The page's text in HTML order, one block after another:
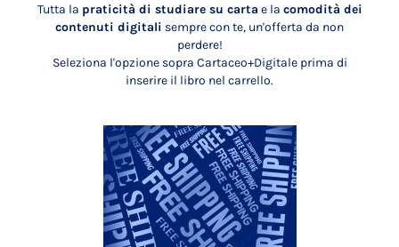
Tutta la praticità di studiare su carta e la comodità dei
contenuti digitali sempre con te, un'offerta da non
perdere!
Seleziona l'opzione sopra Cartaceo+Digitale prima di
inserire il libro nel carrello.